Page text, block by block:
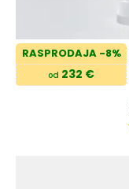
RASPRODAJA -8%
od 232 €